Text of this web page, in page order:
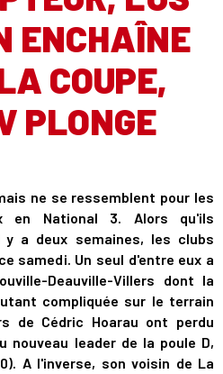
ENCHAÎNE
COUPE,
PLONGE
ne se ressemblent pour les
en National 3. Alors qu'ils
a deux semaines, les clubs
samedi. Un seul d'entre eux a
Deauville-Villers dont la
compliquée sur le terrain
de Cédric Hoarau ont perdu
nouveau leader de la poule D,
A l'inverse, son voisin de La